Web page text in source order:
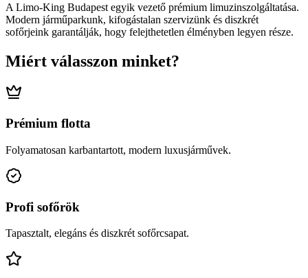
A Limo-King Budapest egyik vezető prémium limuzinszolgáltatása.
Modern járműparkunk, kifogástalan szervizünk és diszkrét
sofőrjeink garantálják, hogy felejthetetlen élményben legyen része.
Miért válasszon minket?
Prémium flotta
Folyamatosan karbantartott, modern luxusjárművek.
Profi sofőrök
Tapasztalt, elegáns és diszkrét sofőrcsapat.